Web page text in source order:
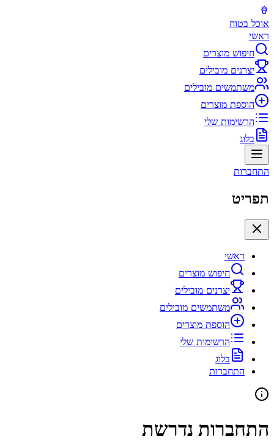
אוכל בטוח
ראשי
חיפוש מוצרים
יצרנים מובילים
משתמשים מובילים
הוספת מוצרים
הרשימות שלי
בלוג
התחברות
תפריט
ראשי
חיפוש מוצרים
יצרנים מובילים
משתמשים מובילים
הוספת מוצרים
הרשימות שלי
בלוג
התחברות
התחברות נדרשת